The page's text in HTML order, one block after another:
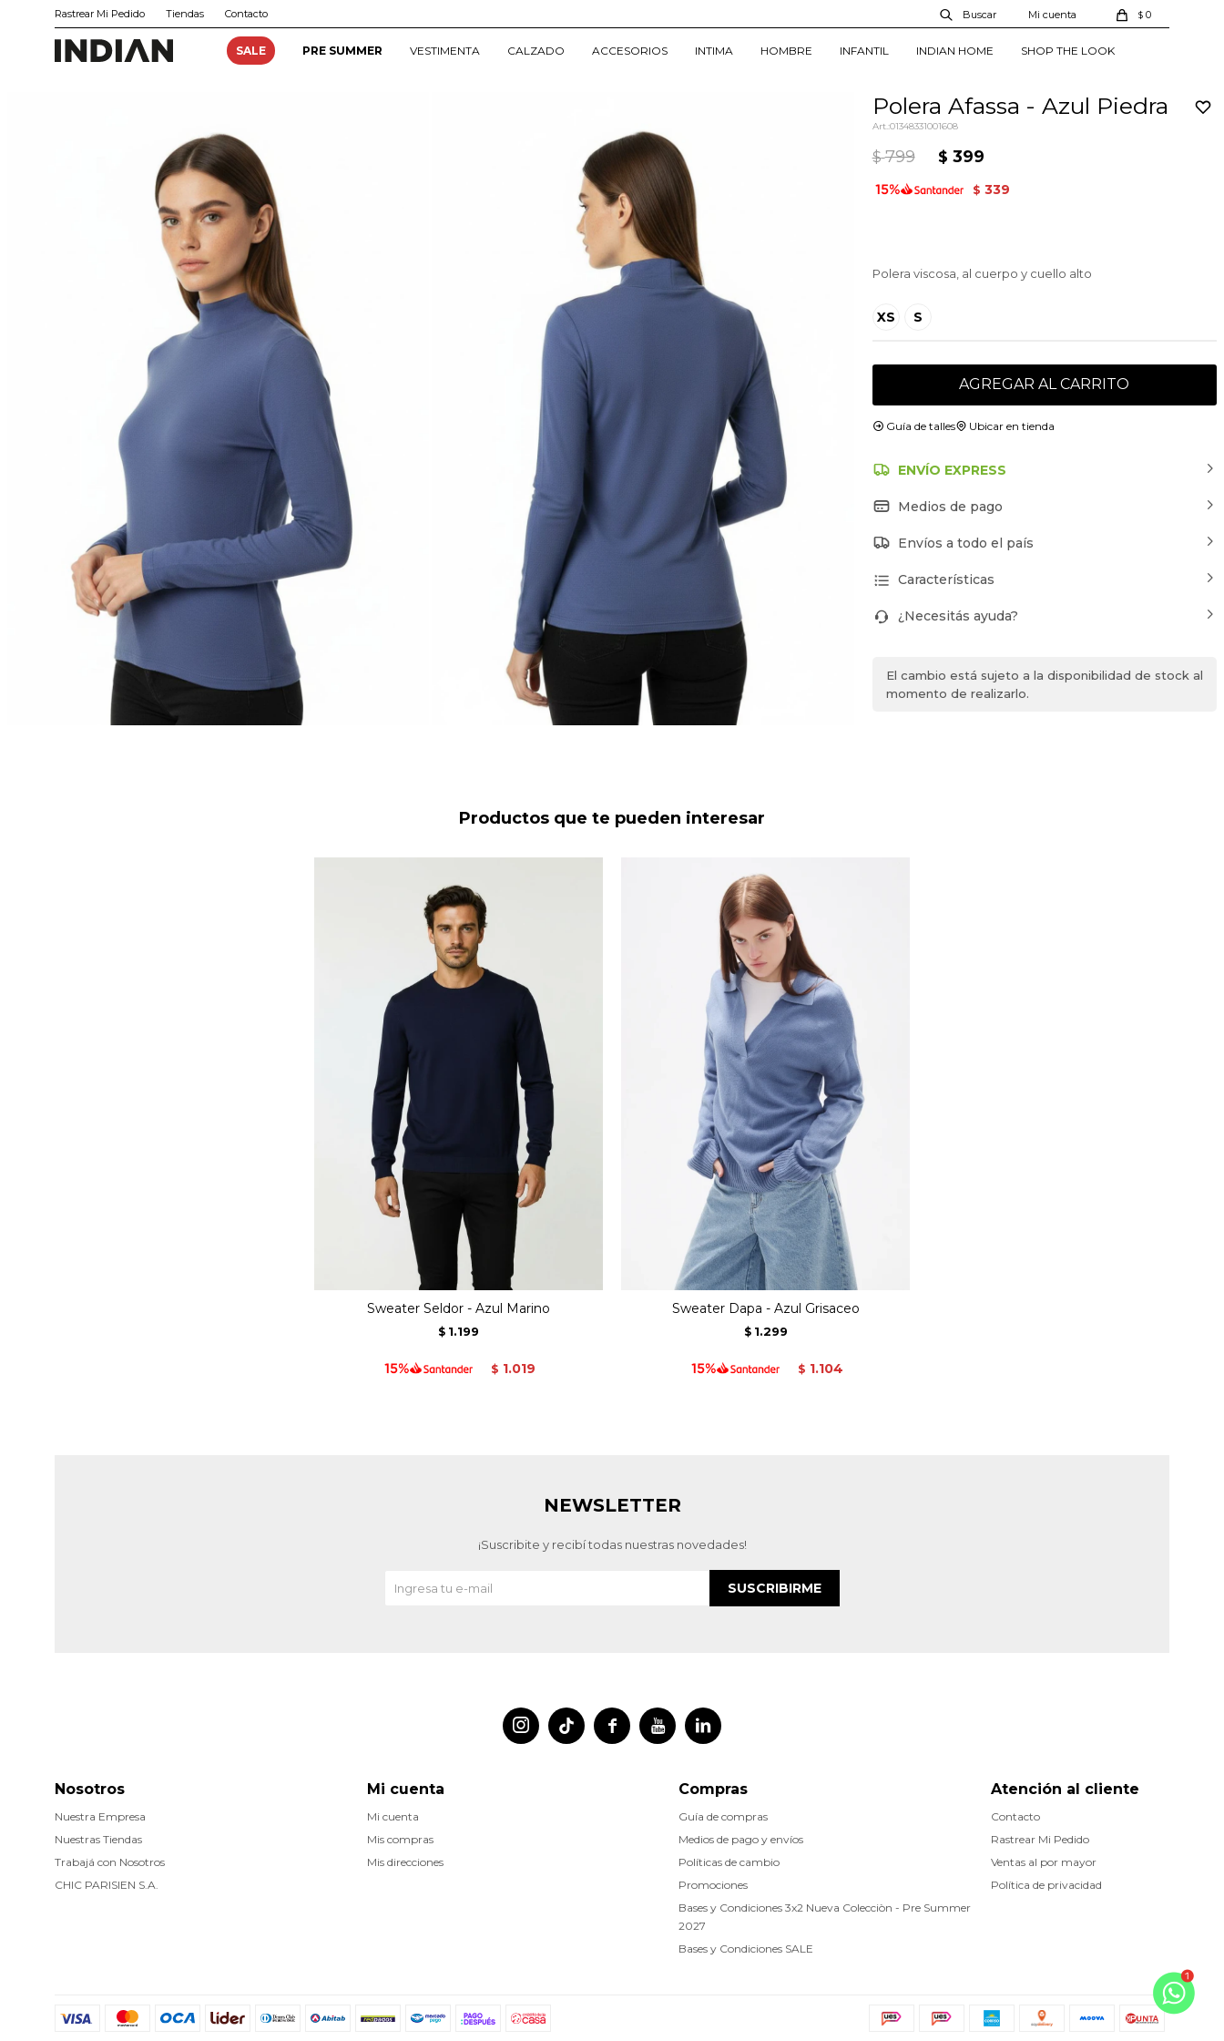
SALE PRE SUMMER VESTIMENTA CALZADO ACCESORIOS INTIMA HOMBRE INFANTIL INDIAN HOME SHOP THE LOOK
$ 0
Rastrear Mi Pedido Tiendas Contacto
Polera Afassa - Azul Piedra
01348331001608
$ 799 $ 399
$ 339
Polera viscosa, al cuerpo y cuello alto
XS S
AGREGAR AL CARRITO
Guía de talles Ubicar en tienda
ENVÍO EXPRESS
Medios de pago
Envíos a todo el país
Características
¿Necesitás ayuda?
El cambio está sujeto a la disponibilidad de stock al
momento de realizarlo.
Productos que te pueden interesar
Sweater Seldor - Azul Marino
$ 1.199
$ 1.019
Sweater Dapa - Azul Grisaceo
$ 1.299
$ 1.104
 
 
Atención al cliente
Contacto
Rastrear Mi Pedido
Ventas al por mayor
Política de privacidad
Nosotros
Nuestra Empresa
Nuestras Tiendas
Trabajá con Nosotros
CHIC PARISIEN S.A.
Compras
Guía de compras
Medios de pago y envíos
Políticas de cambio
Promociones
Bases y Condiciones 3x2 Nueva Colecciòn - Pre Summer
2027
Bases y Condiciones SALE
Mi cuenta
Mi cuenta
Mis compras
Mis direcciones
NEWSLETTER
¡Suscribite y recibí todas nuestras novedades!
SUSCRIBIRME